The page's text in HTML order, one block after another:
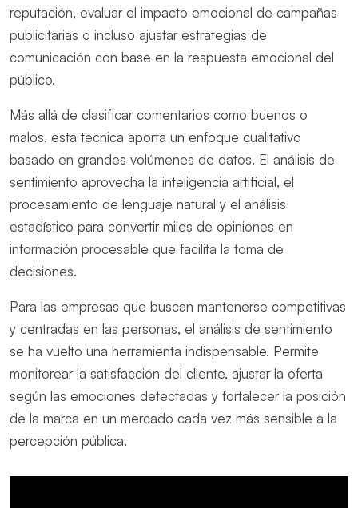
reputación, evaluar el impacto emocional de campañas
publicitarias o incluso ajustar estrategias de
comunicación con base en la respuesta emocional del
público.
Más allá de clasificar comentarios como buenos o
malos, esta técnica aporta un enfoque cualitativo
basado en grandes volúmenes de datos. El análisis de
sentimiento aprovecha la inteligencia artificial, el
procesamiento de lenguaje natural y el análisis
estadístico para convertir miles de opiniones en
información procesable que facilita la toma de
decisiones.
Para las empresas que buscan mantenerse competitivas
y centradas en las personas, el análisis de sentimiento
se ha vuelto una herramienta indispensable. Permite
monitorear la satisfacción del cliente, ajustar la oferta
según las emociones detectadas y fortalecer la posición
de la marca en un mercado cada vez más sensible a la
percepción pública.